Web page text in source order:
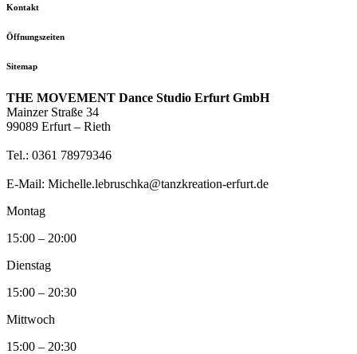
Kontakt
Öffnungszeiten
Sitemap
THE MOVEMENT Dance Studio Erfurt GmbH
Mainzer Straße 34
99089 Erfurt – Rieth
Tel.: 0361 78979346
E-Mail: Michelle.lebruschka@tanzkreation-erfurt.de
Montag
15:00 – 20:00
Dienstag
15:00 – 20:30
Mittwoch
15:00 – 20:30